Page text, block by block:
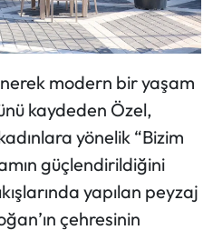
modern bir yaşam
kaydeden Özel,
yönelik “Bizim
güçlendirildiğini
yapılan peyzaj
çehresinin